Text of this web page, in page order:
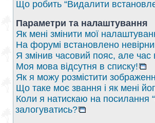
Що робить “Видалити
Параметри та налаштування
Як мені змінити мої
На форумі встановлено
Я змінив часовий пояс, але час
Моя мова відсутня в списку!
Як я можу розмістити
Що таке моє звання і як мені
Коли я натискаю на посилання
залогуватись?